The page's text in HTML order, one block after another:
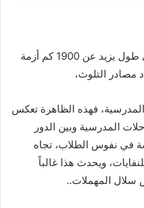
تواجه الشواطئ الليبية، الممتدة على طول يزيد عن 1900 كم أزمة
مصادر التلوث،
المدرسية، فهذه الظاهرة تعكس
المدرسية وبين الدور
في نفوس الطلاب، تجاه
ويحدث هذا غالباً
سلال المهملات..